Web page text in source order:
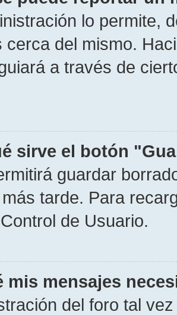
lo permite,
cerca del mismo.
a través de
sirve el botón
guardar
tarde. Para
de Usuario.
mis mensajes
del foro tal